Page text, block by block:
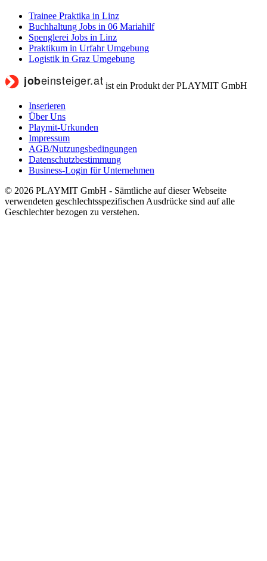
Trainee Praktika in Linz
Buchhaltung Jobs in 06 Mariahilf
Spenglerei Jobs in Linz
Praktikum in Urfahr Umgebung
Logistik in Graz Umgebung
ist ein Produkt der PLAYMIT GmbH
Inserieren
Über Uns
Playmit-Urkunden
Impressum
AGB/Nutzungsbedingungen
Datenschutzbestimmung
Business-Login für Unternehmen
© 2026 PLAYMIT GmbH - Sämtliche auf dieser Webseite
verwendeten geschlechtsspezifischen Ausdrücke sind auf alle
Geschlechter bezogen zu verstehen.